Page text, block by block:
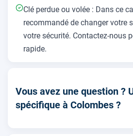
Clé perdue ou volée : Dans ce
recommandé de changer votre
votre sécurité. Contactez-nous
rapide.
Vous avez une question ?
spécifique à Colombes ?